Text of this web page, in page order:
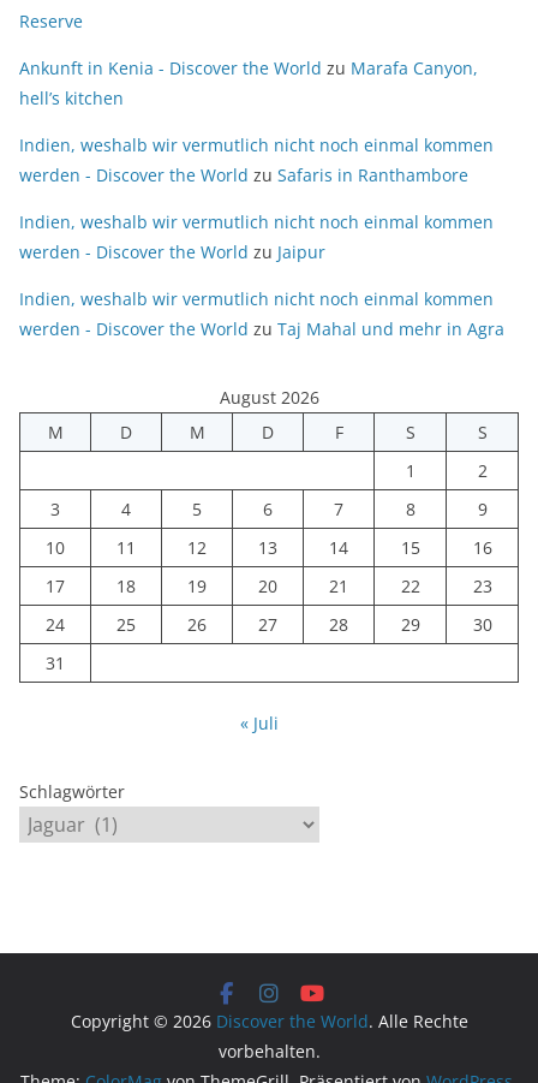
Reserve
Ankunft in Kenia - Discover the World zu Marafa Canyon,
hell’s kitchen
Indien, weshalb wir vermutlich nicht noch einmal kommen
werden - Discover the World zu Safaris in Ranthambore
Indien, weshalb wir vermutlich nicht noch einmal kommen
werden - Discover the World zu Jaipur
Indien, weshalb wir vermutlich nicht noch einmal kommen
werden - Discover the World zu Taj Mahal und mehr in Agra
August 2026
M
D M D F S
S
1
2
3
4 5 6 7 8
9
10
11 12 13 14 15
16
17
18 19 20 21 22
23
24
25 26 27 28 29
30
31
« Juli
Schlagwörter
Copyright © 2026 Discover the World. Alle Rechte
vorbehalten.